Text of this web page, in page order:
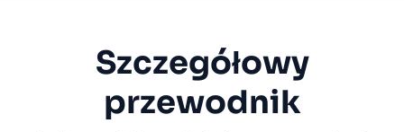
Szczegółowy
przewodnik